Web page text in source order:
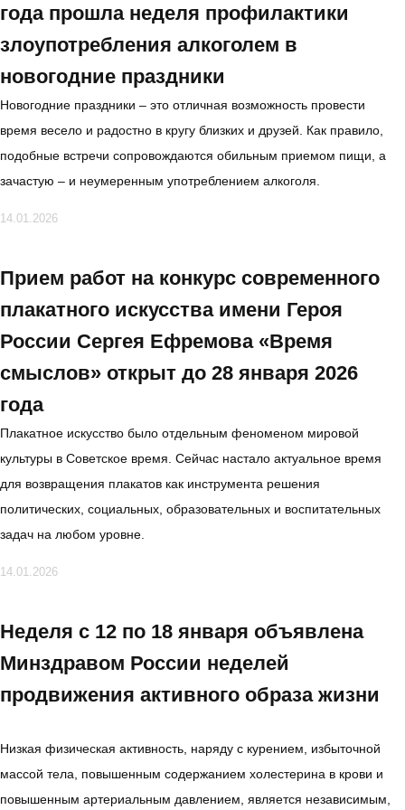
года прошла неделя профилактики
злоупотребления алкоголем в
новогодние праздники
Новогодние праздники – это отличная возможность провести
время весело и радостно в кругу близких и друзей. Как правило,
подобные встречи сопровождаются обильным приемом пищи, а
зачастую – и неумеренным употреблением алкоголя.
14.01.2026
Прием работ на конкурс современного
плакатного искусства имени Героя
России Сергея Ефремова «Время
смыслов» открыт до 28 января 2026
года
Плакатное искусство было отдельным феноменом мировой
культуры в Советское время. Сейчас настало актуальное время
для возвращения плакатов как инструмента решения
политических, социальных, образовательных и воспитательных
задач на любом уровне.
14.01.2026
Неделя с 12 по 18 января объявлена
Минздравом России неделей
продвижения активного образа жизни
Низкая физическая активность, наряду с курением, избыточной
массой тела, повышенным содержанием холестерина в крови и
повышенным артериальным давлением, является независимым,